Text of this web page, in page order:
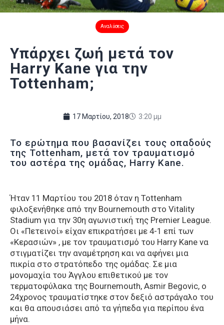
Αναλύσεις
Υπάρχει ζωή μετά τον
Harry Kane για την
Tottenham;
17 Μαρτίου, 2018 3:20 μμ
Το ερώτημα που βασανίζει τους οπαδούς
της Tottenham, μετά τον τραυματισμό
του αστέρα της ομάδας, Harry Kane.
Ήταν 11 Μαρτίου του 2018 όταν η Tottenham
φιλοξενήθηκε από την Bournemouth στο Vitality
Stadium για την 30η αγωνιστική της Premier League.
Οι «Πετεινοί» είχαν επικρατήσει με 4-1 επί των
«Κερασιών» , με τον τραυματισμό του Harry Kane να
στιγματίζει την αναμέτρηση και να αφήνει μια
πικρία στο στρατόπεδο της ομάδας. Σε μια
μονομαχία του Άγγλου επιθετικού με τον
τερματοφύλακα της Bournemouth, Asmir Begovic, ο
24χρονος τραυματίστηκε στον δεξιό αστράγαλο του
και θα απουσιάσει από τα γήπεδα για περίπου ένα
μήνα.